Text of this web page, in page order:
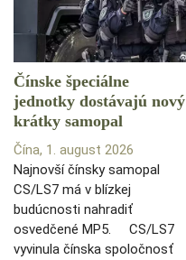
Čínske špeciálne
jednotky dostávajú nový
krátky samopal
Čína, 1. august 2026
Najnovší čínsky samopal
CS/LS7 má v blízkej
budúcnosti nahradiť
osvedčené MP5. CS/LS7
vyvinula čínska spoločnosť